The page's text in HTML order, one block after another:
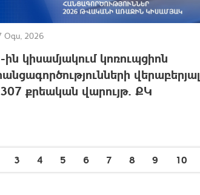
Օգս, 2026
կիսամյակում կոռուպցիոն
վերաբերյալ
307 քրեական վարույթ. ՔԿ
3 4 5 6 7 8 9 10